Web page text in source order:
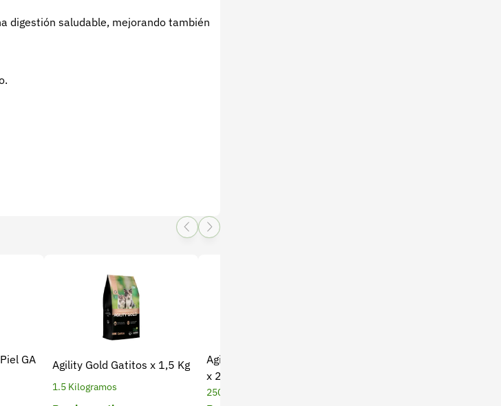
digestión saludable, mejorando también
GA
Agility Gold Gatitos x 1,5 Kg
1.5 Kilogramos
Agility Gold Premios Perros
x 250 Gr
250 Gramos